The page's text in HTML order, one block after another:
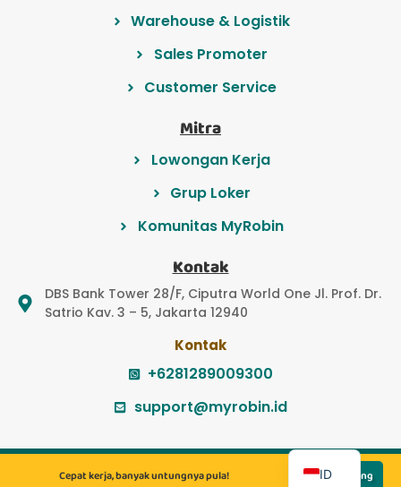
Cepat kerja, banyak untungnya pula! Lamar Sekarang
Warehouse & Logistik
Sales Promoter
Customer Service
Mitra
Lowongan Kerja
Grup Loker
Komunitas MyRobin
Kontak
DBS Bank Tower 28/F, Ciputra World One Jl. Prof. Dr.
Satrio Kav. 3 – 5, Jakarta 12940
Kontak
+6281289009300
support@myrobin.id
© 2022 PT Myrobin Indonesia Teknologi
© 2022 PT Majapahit Solusi Bersama
ID